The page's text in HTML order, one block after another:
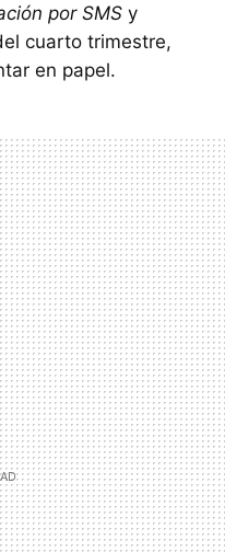
por SMS y
cuarto trimestre,
en papel.